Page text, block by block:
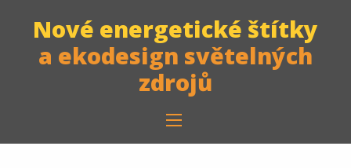
Nové energetické štítky
a ekodesign světelných
zdrojů